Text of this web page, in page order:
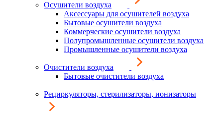
Осушители воздуха
Аксессуары для осушителей воздуха
Бытовые осушители воздуха
Коммерческие осушители воздуха
Полупромышленные осушители воздуха
Промышленные осушители воздуха
Очистители воздуха
Бытовые очистители воздуха
Рециркуляторы, стерилизаторы, ионизаторы